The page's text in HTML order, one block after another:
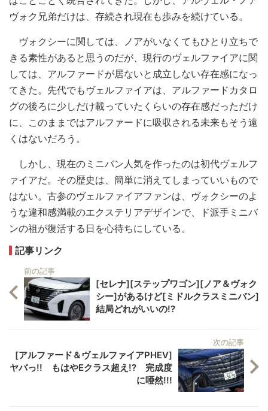
ヴォク兄弟だけは、存続され現在も歩みを続けている。
ヴォクシーに関しては、ノアがいなくてもひとり立ちで
きる素性があると思うのだが、現行のヴェルファイアに関
しては、アルファードが居ないと成立しない存在感になっ
てきた。先代でもヴェルファイアは、アルファードカタロ
グの後ろに少しだけ載っていたくらいの存在感だっただけ
に、このままではアルファードに吸収される未来もそう遠
くはないだろう。
しかし、現在のミニバン人気を作ったのは初代ヴェルフ
ァイアだ。その歴史は、簡単に消えてしまっていいもので
はない。古参のヴェルファイアファンは、ヴォクシーのよ
うな違和感満載のエクステリアデザインで、ド派手ミニバ
ンの祖が復活する日を心待ちにしている。
記事リンク
前の記事
[セレナ][ステップワゴン][ノア＆ヴォク
シー]があるけど[ミドルクラスミニバン]
結局どれがいいの!?
次の記事
[アルファード＆ヴェルファイアPHEV]
ヤバっ!! もはやEクラス超え!? 完成度
に唖然!!!